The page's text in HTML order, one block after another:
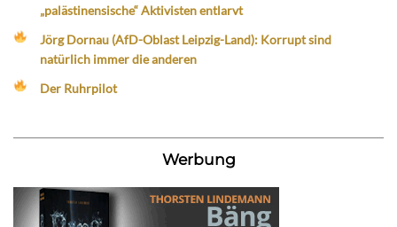
„palästinensische“ Aktivisten entlarvt
Jörg Dornau (AfD-Oblast Leipzig-Land): Korrupt sind
natürlich immer die anderen
Der Ruhrpilot
Werbung